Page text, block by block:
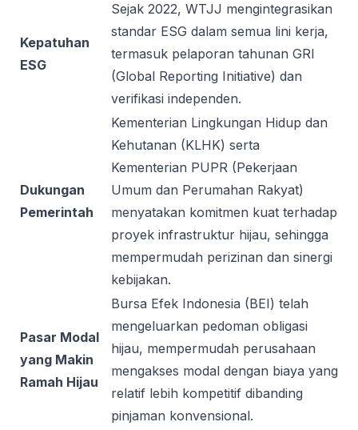
Kepatuhan
ESG
Sejak 2022, WTJJ mengintegrasikan
standar ESG dalam semua lini kerja,
termasuk pelaporan tahunan GRI
(Global Reporting Initiative) dan
verifikasi independen.
Dukungan
Pemerintah
Kementerian Lingkungan Hidup dan
Kehutanan (KLHK) serta
Kementerian PUPR (Pekerjaan
Umum dan Perumahan Rakyat)
menyatakan komitmen kuat terhadap
proyek infrastruktur hijau, sehingga
mempermudah perizinan dan sinergi
kebijakan.
Pasar Modal
yang Makin
Ramah Hijau
Bursa Efek Indonesia (BEI) telah
mengeluarkan pedoman obligasi
hijau, mempermudah perusahaan
mengakses modal dengan biaya yang
relatif lebih kompetitif dibanding
pinjaman konvensional.